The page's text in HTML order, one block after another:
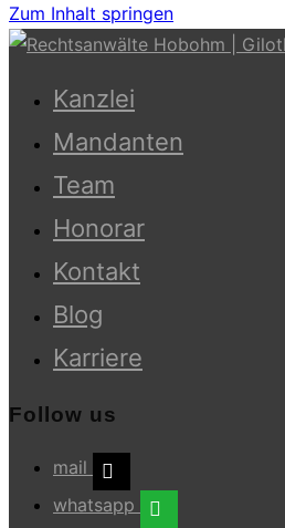
Zum Inhalt springen
Kanzlei
Mandanten
Team
Honorar
Kontakt
Blog
Karriere
Follow us
mail
whatsapp